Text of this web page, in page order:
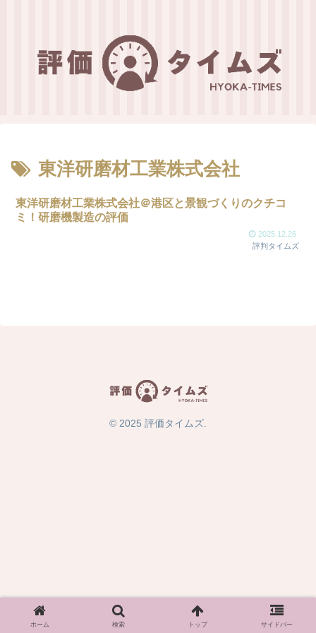
東洋研磨材工業株式会社
東洋研磨材工業株式会社＠港区と景観づくりのクチコ
ミ！研磨機製造の評価
2025.12.26
評判タイムズ
© 2025 評価タイムズ.
ホーム 検索 トップ サイドバー